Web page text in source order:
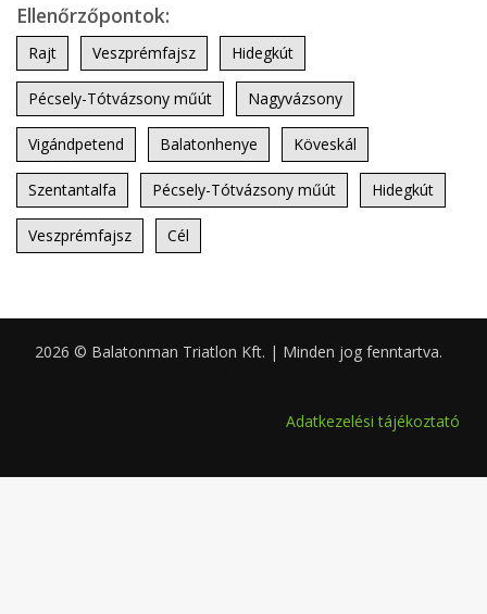
Ellenőrzőpontok:
Rajt Veszprémfajsz Hidegkút
Pécsely-Tótvázsony műút Nagyvázsony
Vigándpetend Balatonhenye Köveskál
Szentantalfa Pécsely-Tótvázsony műút Hidegkút
Veszprémfajsz Cél
2026 © Balatonman Triatlon Kft. | Minden jog fenntartva.
Adatkezelési tájékoztató